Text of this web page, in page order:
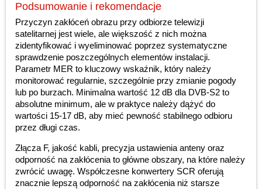
Podsumowanie i rekomendacje
Przyczyn zakłóceń obrazu przy odbiorze telewizji
satelitarnej jest wiele, ale większość z nich można
zidentyfikować i wyeliminować poprzez systematyczne
sprawdzenie poszczególnych elementów instalacji.
Parametr MER to kluczowy wskaźnik, który należy
monitorować regularnie, szczególnie przy zmianie pogody
lub po burzach. Minimalna wartość 12 dB dla DVB-S2 to
absolutne minimum, ale w praktyce należy dążyć do
wartości 15-17 dB, aby mieć pewność stabilnego odbioru
przez długi czas.
Złącza F, jakość kabli, precyzja ustawienia anteny oraz
odporność na zakłócenia to główne obszary, na które należy
zwrócić uwagę. Współczesne konwertery SCR oferują
znacznie lepszą odporność na zakłócenia niż starsze